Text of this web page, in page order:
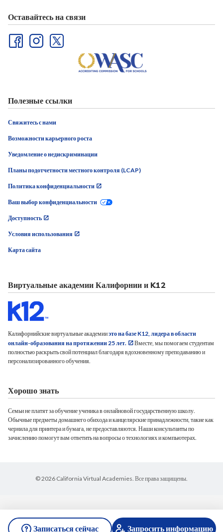
Оставайтесь на связи
Полезные ссылки
Свяжитесь с нами
Возможности карьерного роста
Уведомление о недискриминации
Планы подотчетности местного контроля (LCAP)
Политика конфиденциальности
Ваш выбор конфиденциальности
Доступность
Условия использования
Карта сайта
Виртуальные академии Калифорнии и K12
Калифорнийские виртуальные академииэто на базе K12, лидера в области
онлайн-образования на протяжении 25 лет.
Вместе, мы помогаем студентам
полностью раскрыть свой потенциал благодаря вдохновенному преподаванию и
персонализированного обучения.
Хорошо знать
Семьи не платят за обучение ученика в онлайновой государственную школу.
Обычные предметы домашнего обихода и канцелярские принадлежности, такие как
чернила для принтера и бумага, не предоставляются. Наши консультанты по
зачислению помогут вам ответить на вопросы о технологиях и компьютерах.
© 2026 California Virtual Academies. Все права защищены.
Записаться сейчас Запросить информацию